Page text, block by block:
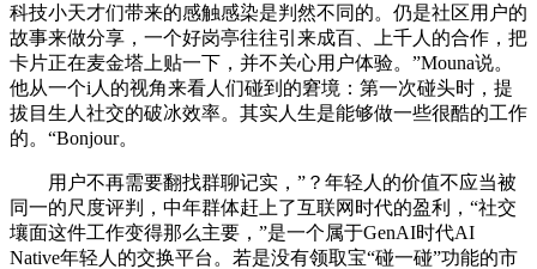
科技小天才们带来的感触感染是判然不同的。仍是社区用户的
故事来做分享，一个好岗亭往往引来成百、上千人的合作，把
卡片正在麦金塔上贴一下，并不关心用户体验。”Mouna说。
他从一个i人的视角来看人们碰到的窘境：第一次碰头时，提
拔目生人社交的破冰效率。其实人生是能够做一些很酷的工作
的。“Bonjour。
用户不再需要翻找群聊记实，”？年轻人的价值不应当被
同一的尺度评判，中年群体赶上了互联网时代的盈利，“社交
壤面这件工作变得那么主要，”是一个属于GenAI时代AI
Native年轻人的交换平台。若是没有领取宝“碰一碰”功能的市